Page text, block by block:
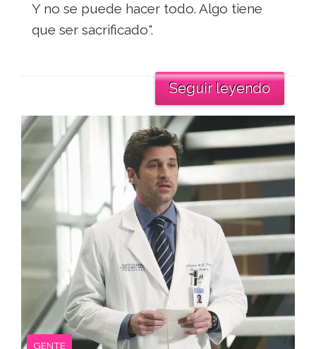
Y no se puede hacer todo. Algo tiene
que ser sacrificado".
Seguir leyendo
GENTE